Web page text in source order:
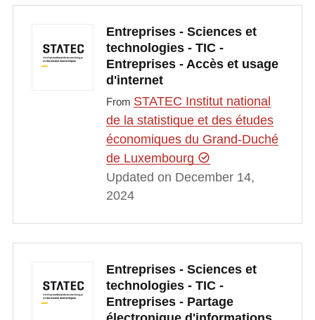
Entreprises - Sciences et
technologies - TIC -
Entreprises - Accès et usage
d'internet
From STATEC Institut national
de la statistique et des études
économiques du Grand-Duché
de Luxembourg
Updated on December 14,
2024
Entreprises - Sciences et
technologies - TIC -
Entreprises - Partage